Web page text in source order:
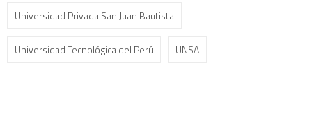
Universidad Privada San Juan Bautista
Universidad Tecnológica del Perú UNSA